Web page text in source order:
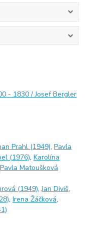
- 1830 / Josef Bergler
Prahl (1949),Pavla
(1976),Karolína
Pavla Matoušková
(1949),Jan Diviš,
,Irena Žáčková,